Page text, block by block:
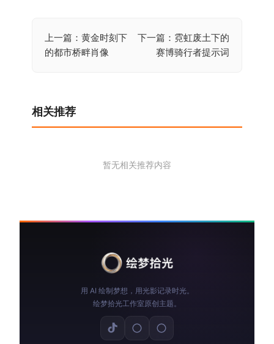
文
章
上一篇：黄金时刻下
的都市桥畔肖像
下一篇：霓虹废土下的
赛博骑行者提示词
相关推荐
暂无相关推荐内容
用 AI 绘制梦想，用光影记录时光。
绘梦拾光工作室原创主题。